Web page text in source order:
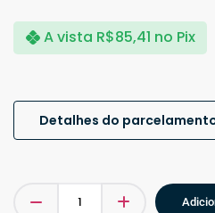
A vista R$85,41 no Pix
Detalhes do